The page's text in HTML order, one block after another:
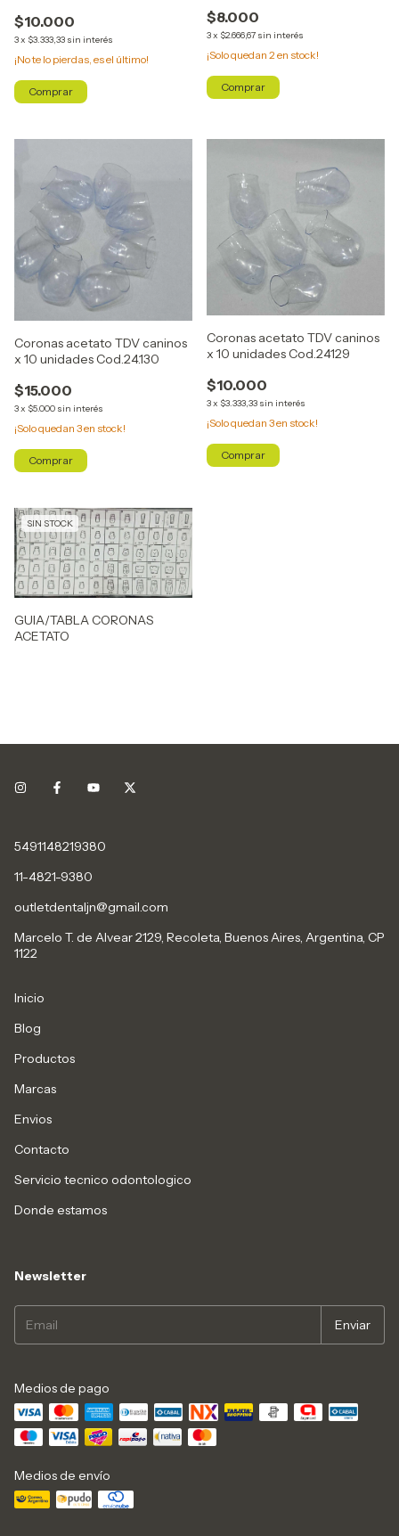
$10.000
3x $3.333,33 sin interés
¡No te lo pierdas, es el último!
$8.000
3x $2.666,67 sin interés
¡Solo quedan 2 en stock!
Coronas acetato TDV caninos
x 10 unidades Cod.24.130
$15.000
3x $5.000 sin interés
¡Solo quedan 3en stock!
Coronas acetato TDV caninos
x 10 unidades Cod.24129
$10.000
3x $3.333,33 sin interés
¡Solo quedan 3en stock!
SIN STOCK
GUIA/TABLA CORONAS
ACETATO
5491148219380
11-4821-9380
outletdentaljn@gmail.com
Marcelo T. de Alvear 2129, Recoleta, Buenos Aires, Argentina, CP
1122
Inicio
Blog
Productos
Marcas
Envios
Contacto
Servicio tecnico odontologico
Donde estamos
Newsletter
Medios de pago
Medios de envío